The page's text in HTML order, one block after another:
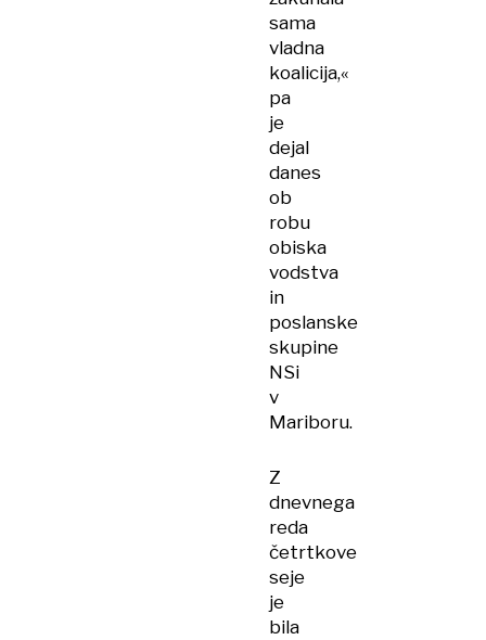
sama
vladna
koalicija,«
pa
je
dejal
danes
ob
robu
obiska
vodstva
in
poslanske
skupine
NSi
v
Mariboru.
Z
dnevnega
reda
četrtkove
seje
je
bila